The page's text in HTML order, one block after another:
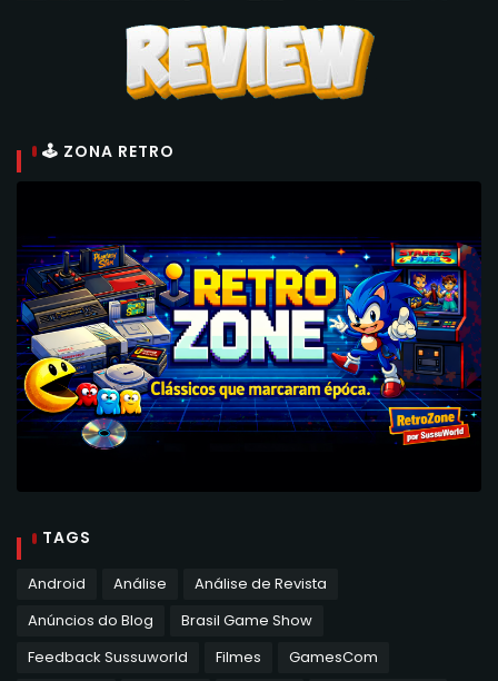
🕹 ZONA RETRO
TAGS
Android Análise
Análise de Revista
Anúncios do Blog
Brasil Game Show
Feedback Sussuworld
Filmes
GamesCom